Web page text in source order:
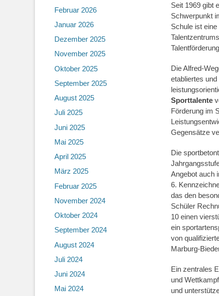
Seit 1969 gibt
Schwerpunkt
Schule ist
Die Alfred-
etabliertes
Sporttalente
Förderung im
Gegensätze
Die
Angebot auch
6.
das den
Schüler
10 einen
ein
von
Marburg-
Ein zentrales
und
und
Februar 2026
Januar 2026
Dezember 2025
November 2025
Oktober 2025
September 2025
August 2025
Juli 2025
Juni 2025
Mai 2025
April 2025
März 2025
Februar 2025
November 2024
Oktober 2024
September 2024
August 2024
Juli 2024
Juni 2024
Mai 2024